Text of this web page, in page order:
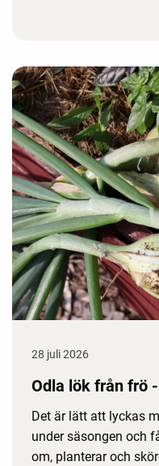
28 juli 2026
Odla lök från frö
Det är lätt att lyckas
under säsongen och
om, planterar och